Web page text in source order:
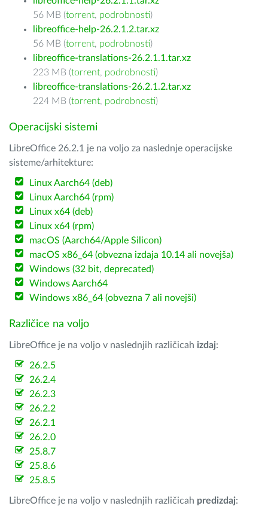
56 MB (torrent, podrobnosti)
libreoffice-help-26.2.1.2.tar.xz
56 MB (torrent, podrobnosti)
libreoffice-translations-26.2.1.1.tar.xz
223 MB (torrent, podrobnosti)
libreoffice-translations-26.2.1.2.tar.xz
224 MB (torrent, podrobnosti)
Operacijski sistemi
LibreOffice 26.2.1 je na voljo za naslednje operacijske
sisteme/arhitekture:
Linux Aarch64 (deb)
Linux Aarch64 (rpm)
Linux x64 (deb)
Linux x64 (rpm)
macOS (Aarch64/Apple Silicon)
macOS x86_64 (obvezna izdaja 10.14 ali novejša)
Windows (32 bit, deprecated)
Windows Aarch64
Windows x86_64 (obvezna 7 ali novejši)
Različice na voljo
LibreOffice je na voljo v naslednjih različicah izdaj:
26.2.5
26.2.4
26.2.3
26.2.2
26.2.1
26.2.0
25.8.7
25.8.6
25.8.5
LibreOffice je na voljo v naslednjih različicah predizdaj: